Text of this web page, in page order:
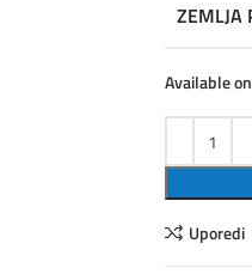
ZEMLJA
Available
Uporedi